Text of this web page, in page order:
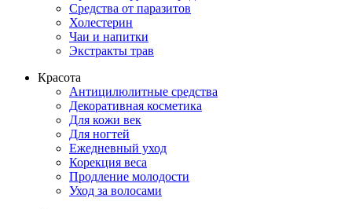
Средства от паразитов
Холестерин
Чаи и напитки
Экстракты трав
Красота
Антицилюлитные средства
Декоративная косметика
Для кожи век
Для ногтей
Ежедневный уход
Корекция веса
Продление молодости
Уход за волосами